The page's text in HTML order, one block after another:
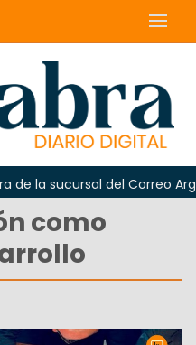
sucursal del Correo
como